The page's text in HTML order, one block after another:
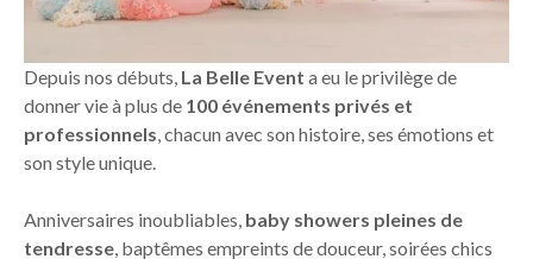
Depuis nos débuts, La Belle Event a eu le privilège de
donner vie à plus de 100 événements privés et
professionnels, chacun avec son histoire, ses émotions et
son style unique.
Anniversaires inoubliables, baby showers pleines de
tendresse, baptêmes empreints de douceur, soirées chics